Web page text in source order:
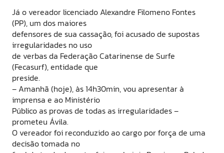
Já o vereador licenciado Alexandre Filomeno Fontes
(PP), um dos maiores
defensores de sua cassação, foi acusado de supostas
irregularidades no uso
de verbas da Federação Catarinense de Surfe
(Fecasurf), entidade que
preside.
– Amanhã (hoje), às 14h30min, vou apresentar à
imprensa e ao Ministério
Público as provas de todas as irregularidades –
prometeu Ávila.
O vereador foi reconduzido ao cargo por força de uma
decisão tomada no